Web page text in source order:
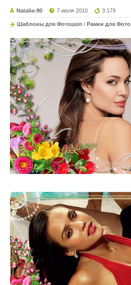
Natalia-80 7 июля 2010 3 179
Шаблоны для Фотошоп / Рамки для Фото